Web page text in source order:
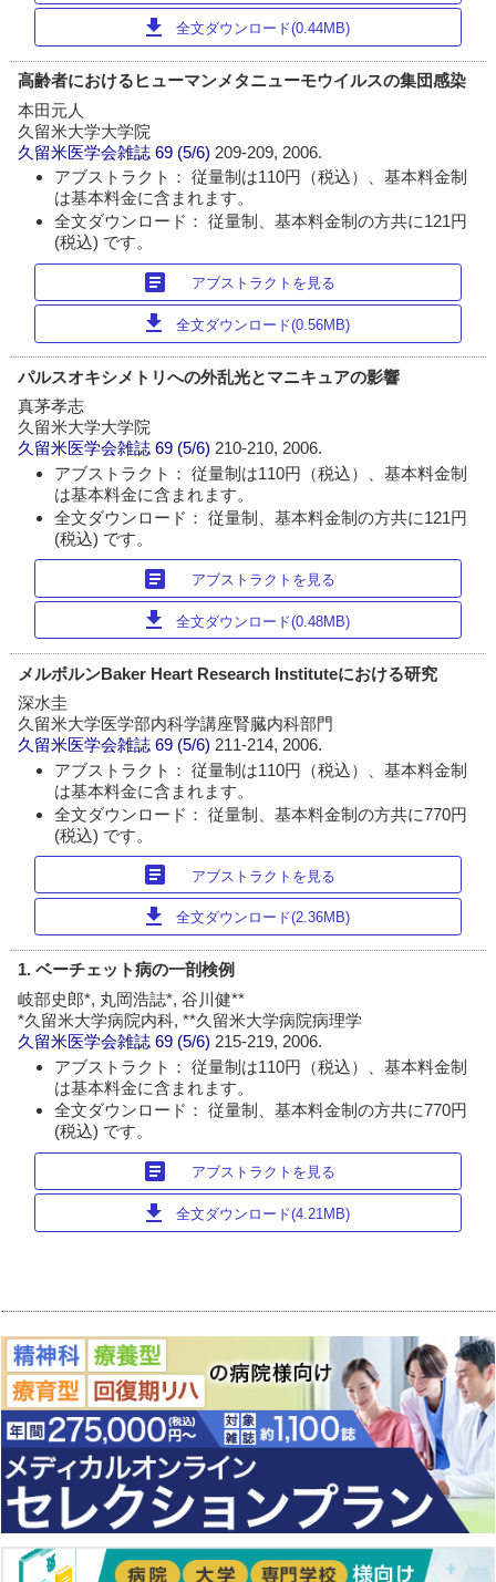
download 全文ダウンロード(0.44MB)
高齢者におけるヒューマンメタニューモウイルスの集団感染
本田元人
久留米大学大学院
久留米医学会雑誌 69 (5/6) 209-209, 2006.
アブストラクト： 従量制は110円（税込）、基本料金制
は基本料金に含まれます。
全文ダウンロード： 従量制、基本料金制の方共に121円
(税込) です。
article アブストラクトを見る
download 全文ダウンロード(0.56MB)
パルスオキシメトリへの外乱光とマニキュアの影響
真茅孝志
久留米大学大学院
久留米医学会雑誌 69 (5/6) 210-210, 2006.
アブストラクト： 従量制は110円（税込）、基本料金制
は基本料金に含まれます。
全文ダウンロード： 従量制、基本料金制の方共に121円
(税込) です。
article アブストラクトを見る
download 全文ダウンロード(0.48MB)
メルボルンBaker Heart Research Instituteにおける研究
深水圭
久留米大学医学部内科学講座腎臓内科部門
久留米医学会雑誌 69 (5/6) 211-214, 2006.
アブストラクト： 従量制は110円（税込）、基本料金制
は基本料金に含まれます。
全文ダウンロード： 従量制、基本料金制の方共に770円
(税込) です。
article アブストラクトを見る
download 全文ダウンロード(2.36MB)
1. ベーチェット病の一剖検例
岐部史郎*, 丸岡浩誌*, 谷川健**
*久留米大学病院内科, **久留米大学病院病理学
久留米医学会雑誌 69 (5/6) 215-219, 2006.
アブストラクト： 従量制は110円（税込）、基本料金制
は基本料金に含まれます。
全文ダウンロード： 従量制、基本料金制の方共に770円
(税込) です。
article アブストラクトを見る
download 全文ダウンロード(4.21MB)